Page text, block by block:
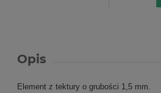
Opis
Element z tektury o grubości 1,5 mm.